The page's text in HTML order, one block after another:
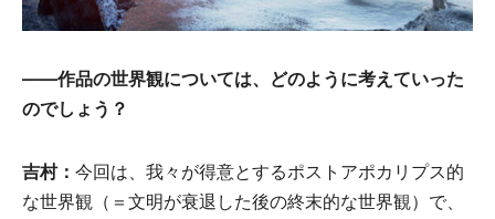
――作品の世界観については、どのように考えていった
のでしょう？
吉村： 今回は、我々が得意とするポストアポカリプス的
な世界観（＝文明が衰退した後の終末的な世界観）で、